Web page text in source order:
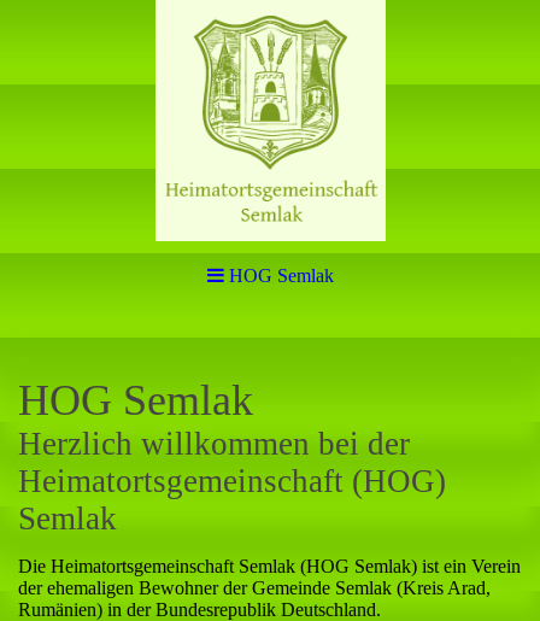
HOG Semlak
HOG Semlak
Herzlich willkommen bei der
Heimatortsgemeinschaft (HOG)
Semlak
Die Heimatortsgemeinschaft Semlak (HOG Semlak) ist ein Verein
der ehemaligen Bewohner der Gemeinde Semlak (Kreis Arad,
Rumänien) in der Bundesrepublik Deutschland.